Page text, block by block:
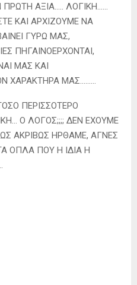
ΑΞΙΑ….. ΛΟΓΙΚΗ……
ΚΑΙ ΑΡΧΙΖΟΥΜΕ ΝΑ
ΓΥΡΩ ΜΑΣ,
ΠΗΓΑΙΝΟΕΡΧΟΝΤΑΙ,
ΜΑΣ ΚΑΙ
ΧΑΡΑΚΤΗΡΑ ΜΑΣ………
ΠΕΡΙΣΣΟΤΕΡΟ
Ο ΛΟΓΟΣ;;;; ΔΕΝ ΕΧΟΥΜΕ
ΑΚΡΙΒΩΣ ΗΡΘΑΜΕ, ΑΓΝΕΣ
ΟΠΛΑ ΠΟΥ Η ΙΔΙΑ Η